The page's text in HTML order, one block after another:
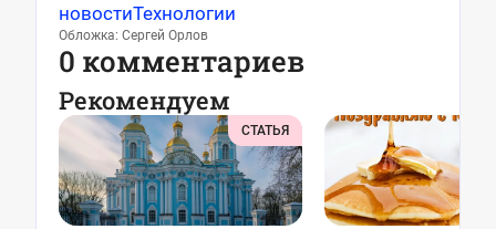
новостиТехнологии
Обложка: Сергей Орлов
0 комментариев
Рекомендуем
СТАТЬЯ